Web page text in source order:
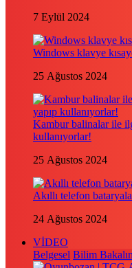
7 Eylül 2024
Windows klavye
25 Ağustos 2024
Kambur balinalar ile
kullanıyorlar!
25 Ağustos 2024
Akıllı telefon
24 Ağustos 2024
VİDEO
Belgesel Bilim